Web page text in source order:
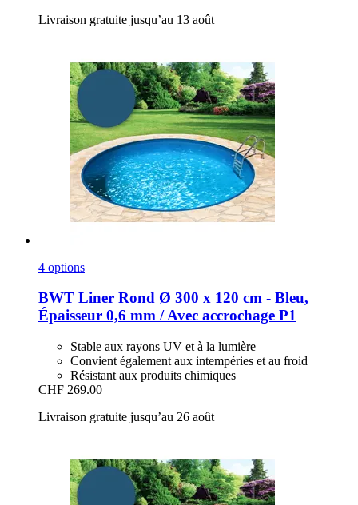
Livraison gratuite jusqu’au 13 août
4 options
BWT Liner Rond Ø 300 x 120 cm -​ Bleu,
Épaisseur 0,6 mm / Avec accrochage P1
Stable aux rayons UV et à la lumière
Convient également aux intempéries et au froid
Résistant aux produits chimiques
CHF 269.00
Livraison gratuite jusqu’au 26 août